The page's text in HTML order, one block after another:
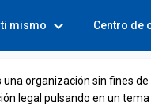
ti mismo expand_more Centro de
organización sin fines
legal pulsando en un tema